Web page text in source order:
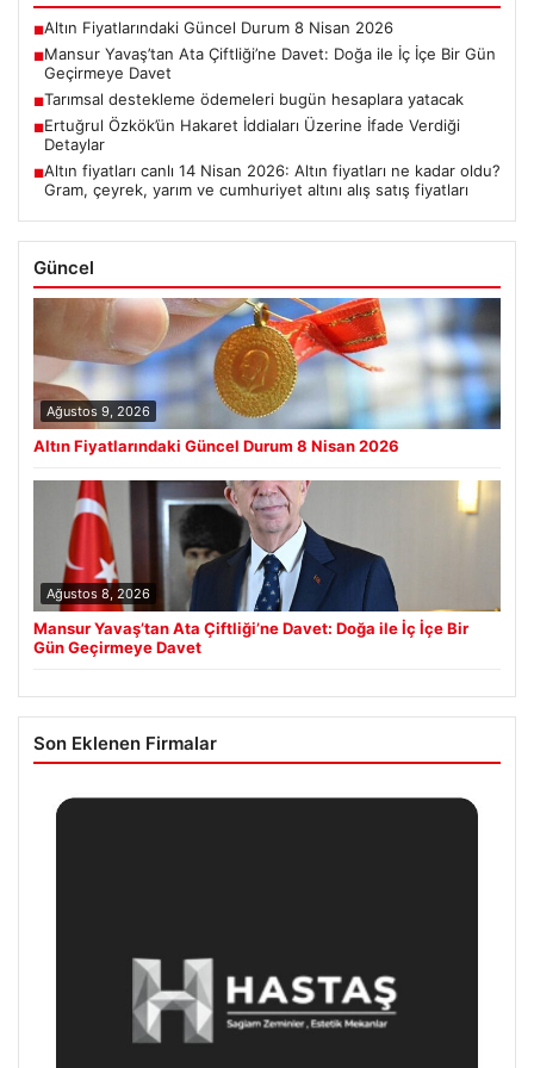
■Altın Fiyatlarındaki Güncel Durum 8 Nisan 2026
■Mansur Yavaş’tan Ata Çiftliği’ne Davet: Doğa ile İç İçe Bir Gün
Geçirmeye Davet
■Tarımsal destekleme ödemeleri bugün hesaplara yatacak
■Ertuğrul Özkök’ün Hakaret İddiaları Üzerine İfade Verdiği
Detaylar
■Altın fiyatları canlı 14 Nisan 2026: Altın fiyatları ne kadar oldu?
Gram, çeyrek, yarım ve cumhuriyet altını alış satış fiyatları
Güncel
Ağustos 9, 2026
Altın Fiyatlarındaki Güncel Durum 8 Nisan 2026
Ağustos 8, 2026
Mansur Yavaş’tan Ata Çiftliği’ne Davet: Doğa ile İç İçe Bir
Gün Geçirmeye Davet
Son Eklenen Firmalar